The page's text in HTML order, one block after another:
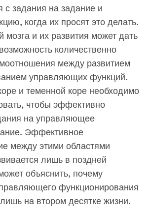
с задания на задание и
когда их просят это делать.
мозга и их развития может дать
количественно
между развитием
управляющих функций.
и теменной коре необходимо
чтобы эффективно
на управляющее
Эффективное
между этими областями
лишь в поздней
объяснить, почему
функционирования
на втором десятке жизни.